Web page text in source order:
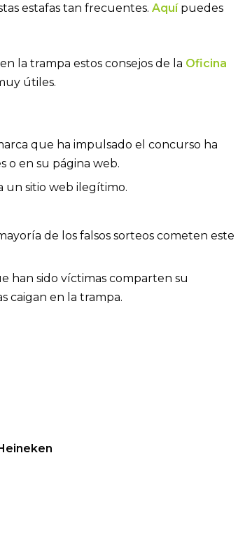
estafas tan frecuentes. Aquípuedes
la trampa estos consejos de la Oficina
útiles.
que ha impulsado el concurso ha
o en su página web.
un sitio web ilegítimo.
de los falsos sorteos cometen este
han sido víctimas comparten su
caigan en la trampa.